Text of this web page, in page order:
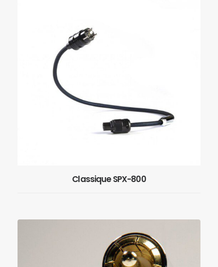
EN SAVOIR PLUS
Classique SPX-800